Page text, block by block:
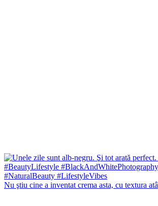
Nu ştiu cine a inventat crema asta, cu textura atâ